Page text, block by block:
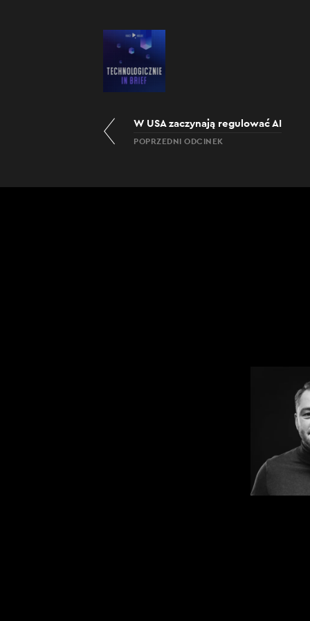
W USA zaczynają regulować AI
POPRZEDNI ODCINEK